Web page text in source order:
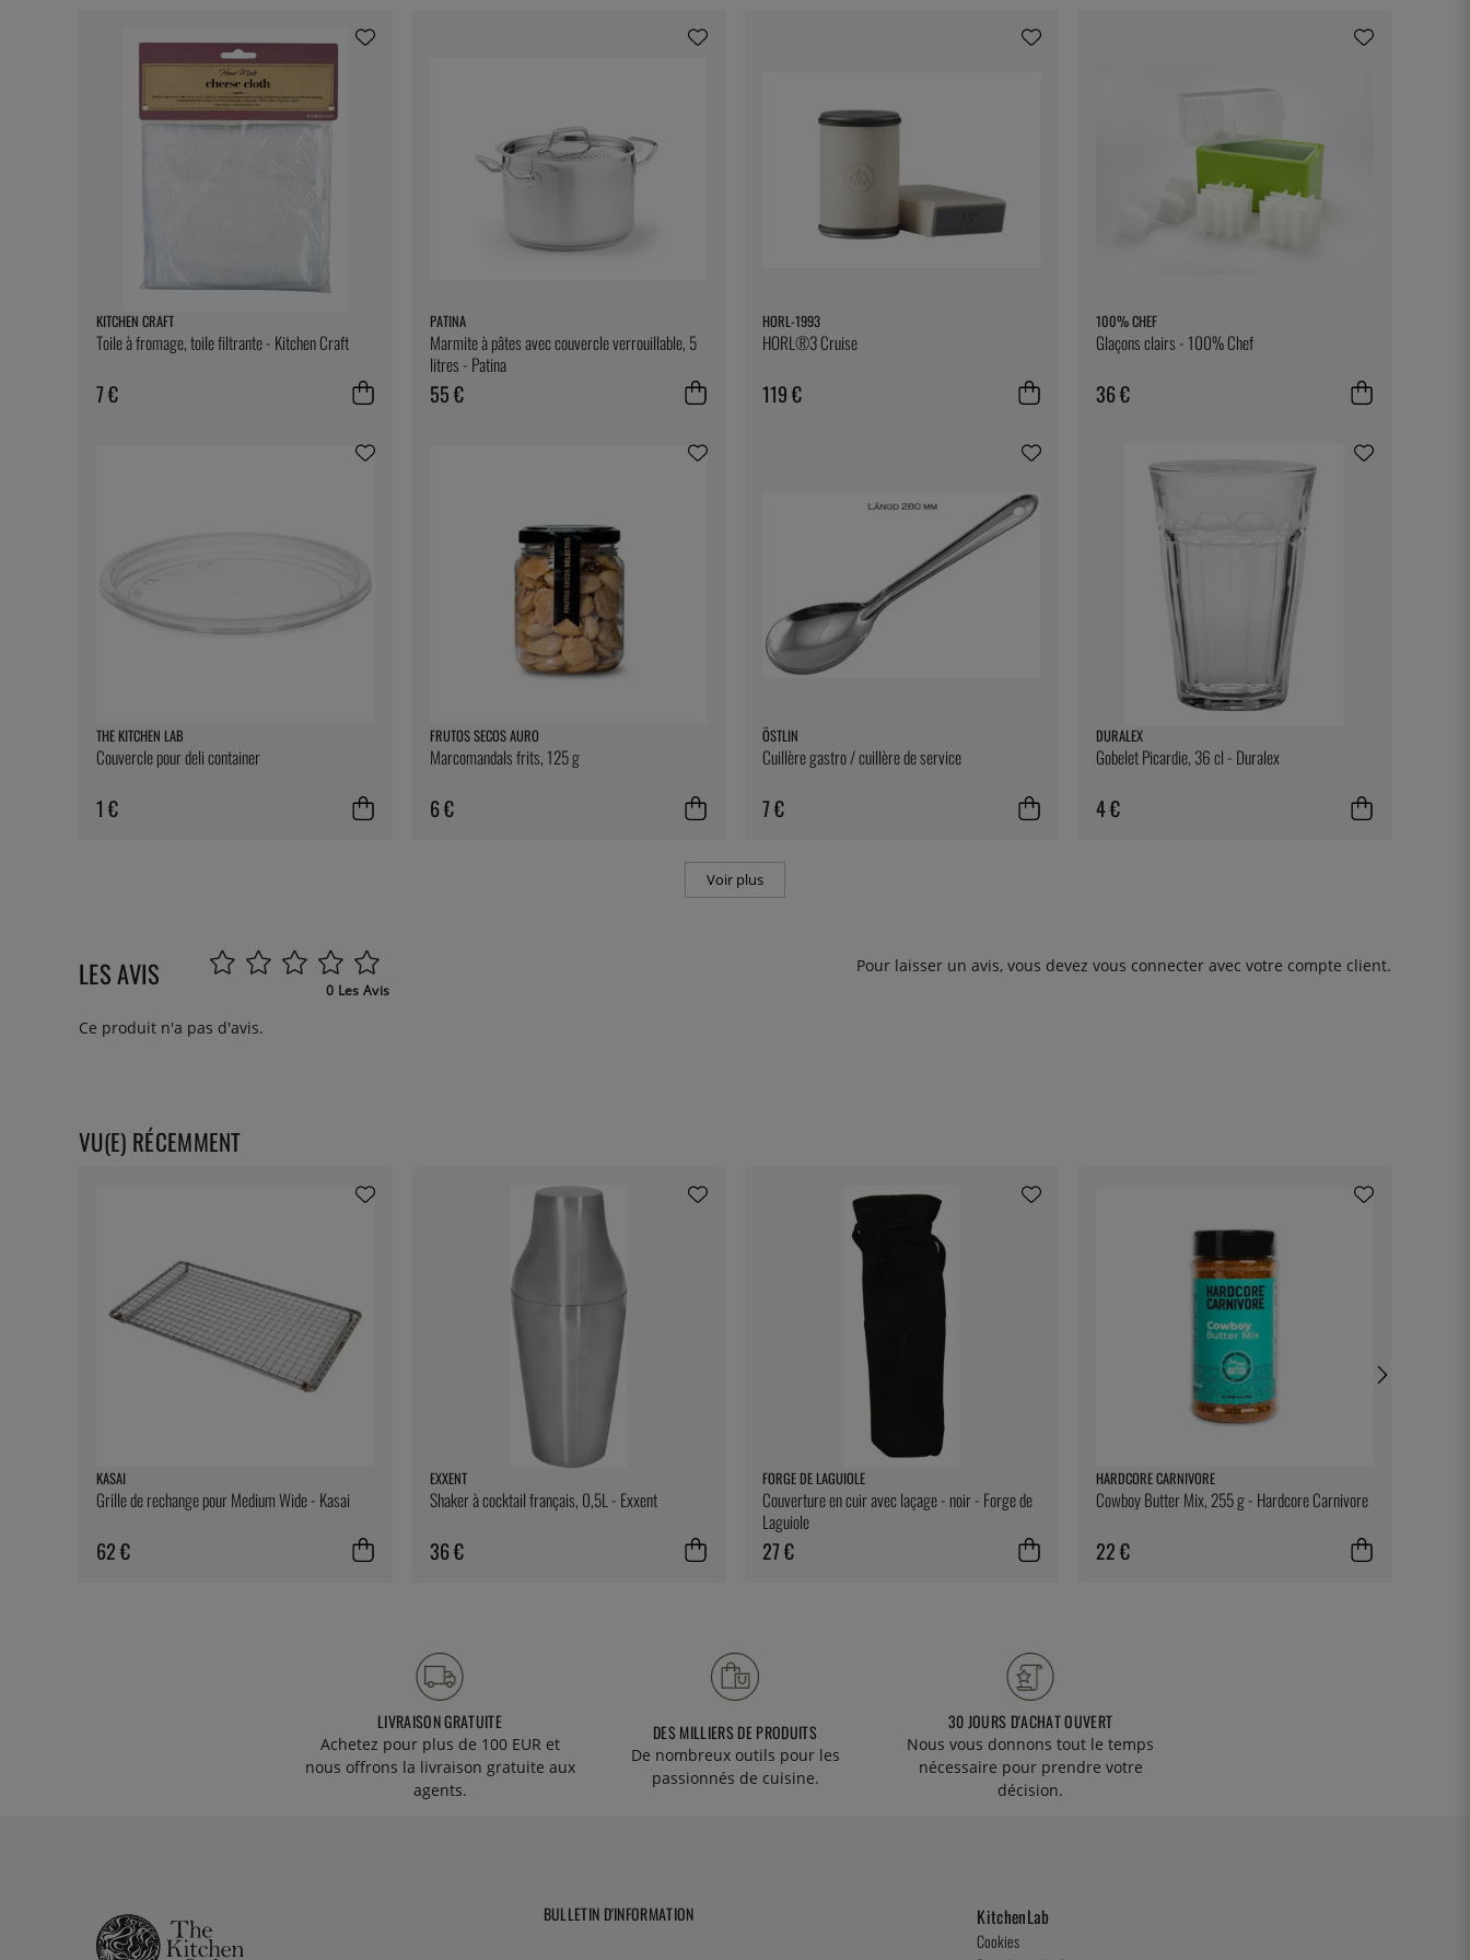
KITCHEN CRAFT
Toile à fromage, toile filtrante - Kitchen Craft
7 €
PATINA
Marmite à pâtes avec couvercle verrouillable, 5
litres - Patina
55 €
HORL-1993
HORL®3 Cruise
119 €
100% CHEF
Glaçons clairs - 100% Chef
36 €
THE KITCHEN LAB
Couvercle pour deli container
1 €
FRUTOS SECOS AURO
Marcomandals frits, 125 g
6 €
ÖSTLIN
Cuillère gastro / cuillère de service
7 €
DURALEX
Gobelet Picardie, 36 cl - Duralex
4 €
Voir plus
LES AVIS 0 Les Avis
Pour laisser un avis, vous devez vous connecter avec votre compte client.
Ce produit n'a pas d'avis.
VU(E) RÉCEMMENT
KASAI
Grille de rechange pour Medium Wide - Kasai
62 €
EXXENT
Shaker à cocktail français, 0,5L - Exxent
36 €
FORGE DE LAGUIOLE
Couverture en cuir avec laçage - noir - Forge de
Laguiole
27 €
HARDCORE CARNIVORE
Cowboy Butter Mix, 255 g - Hardcore Carnivore
22 €
LIVRAISON GRATUITE
Achetez pour plus de 100 EUR et
nous offrons la livraison gratuite aux
agents.
DES MILLIERS DE PRODUITS
De nombreux outils pour les
passionnés de cuisine.
30 JOURS D'ACHAT OUVERT
Nous vous donnons tout le temps
nécessaire pour prendre votre
décision.
BULLETIN D'INFORMATION KitchenLab
Cookies